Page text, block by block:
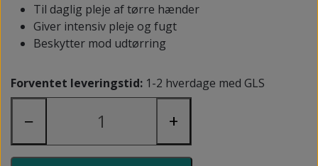
Til daglig pleje af tørre hænder
Giver intensiv pleje og fugt
Beskytter mod udtørring
Forventet leveringstid: 1-2 hverdage med GLS
− +